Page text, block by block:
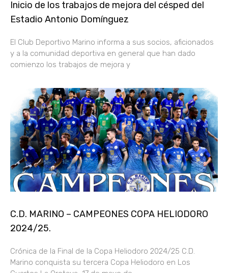
Inicio de los trabajos de mejora del césped del
Estadio Antonio Domínguez
El Club Deportivo Marino informa a sus socios, aficionados
y a la comunidad deportiva en general que han dado
comienzo los trabajos de mejora y
C.D. MARINO – CAMPEONES COPA HELIODORO
2024/25.
Crónica de la Final de la Copa Heliodoro 2024/25 C.D.
Marino conquista su tercera Copa Heliodoro en Los